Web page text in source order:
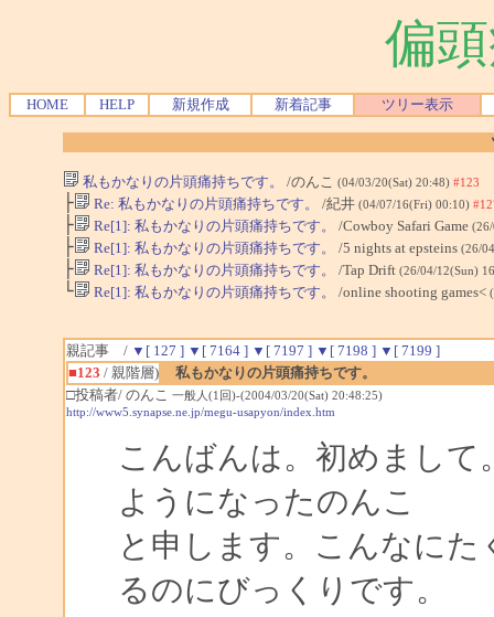
偏
HOME HELP 新規作成 新着記事 ツリー表示
私もかなりの片頭痛持ちです。 /のんこ (04/03/20(Sat) 20:48) #123
├ Re: 私もかなりの片頭痛持ちです。 /紀井 (04/07/16(Fri) 00:10)
├ Re[1]: 私もかなりの片頭痛持ちです。 /Cowboy Safari Game
├ Re[1]: 私もかなりの片頭痛持ちです。 /5 nights at epsteins (26/
├ Re[1]: 私もかなりの片頭痛持ちです。 /Tap Drift (26/04/12(Sun)
└ Re[1]: 私もかなりの片頭痛持ちです。 /online shooting games<
親記事 / ▼[ 127 ] ▼[ 7164 ] ▼[ 7197 ] ▼[ 7198 ] ▼[ 7199 ]
■123 / 親階層)
私もかなりの片頭痛持ちです。
□投稿者/ のんこ 一般人(1回)-(2004/03/20(Sat) 20:48:25)
http://www5.synapse.ne.jp/megu-usapyon/index.htm
こんばんは。初めまし
ようになったのんこ
と申します。こんなに
るのにびっくりです。